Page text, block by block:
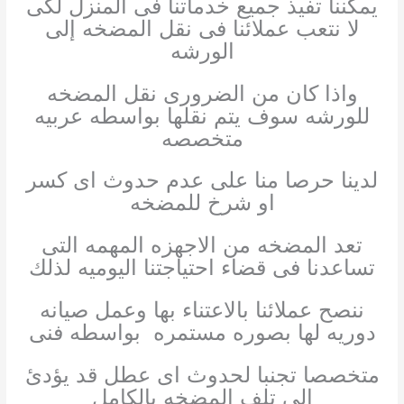
يمكننا تفيذ جميع خدماتنا فى المنزل لكى
لا نتعب عملائنا فى نقل المضخه إلى
الورشه
واذا كان من الضرورى نقل المضخه
للورشه سوف يتم نقلها بواسطه عربيه
متخصصه
لدينا حرصا منا على عدم حدوث اى كسر
او شرخ للمضخه
تعد المضخه من الاجهزه المهمه التى
تساعدنا فى قضاء احتياجتنا اليوميه لذلك
ننصح عملائنا بالاعتناء بها وعمل صيانه
دوريه لها بصوره مستمره بواسطه فنى
متخصصا تجنبا لحدوث اى عطل قد يؤدئ
الى تلف المضخه بالكامل